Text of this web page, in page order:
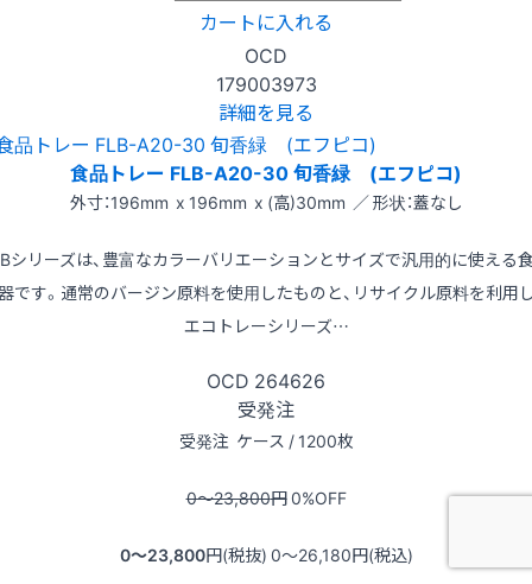
カートに入れる
OCD
179003973
詳細を見る
食品トレー FLB-A20-30 旬香緑 (エフピコ)
外寸：196mm x 196mm x (高)30mm ／ 形状：蓋なし
シリーズは、豊富なカラーバリエーションとサイズで汎用的に使える
です。通常のバージン原料を使用したものと、リサイクル原料を利用
エコトレーシリーズ…
OCD 264626
受発注
受発注 ケース / 1200枚
0〜23,800円0%OFF
0〜23,800円(税抜) 0〜26,180円(税込)